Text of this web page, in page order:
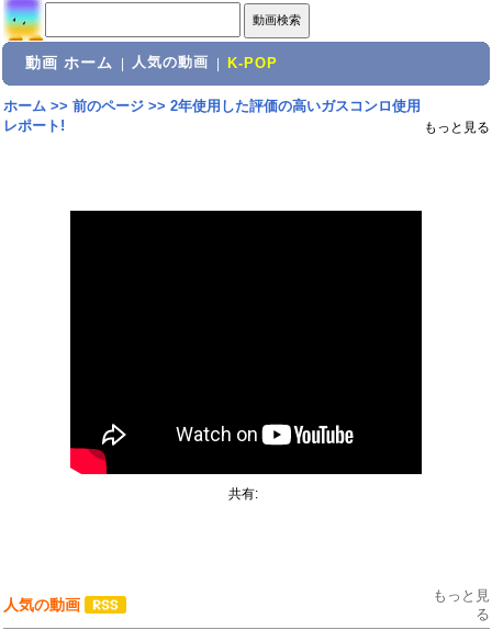
動画 ホーム 人気の動画 K-POP
ホーム>> 前のページ>> 2年使用した評価の高いガスコンロ使用
レポート!
もっと見る
共有:
人気の動画
もっと見
る